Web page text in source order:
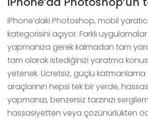
iPhone’daki Photoshop, mobil
kategorisini açıyor. Farklı
yapmanıza gerek kalmadan tam
tam olarak istediğinizi yaratma
yetenek. Ücretsiz, güçlü
araçlarının hepsi tek bir yerde,
yapmanızı, benzersiz tarzınızı
hassasiyetten veya çözünürlükten